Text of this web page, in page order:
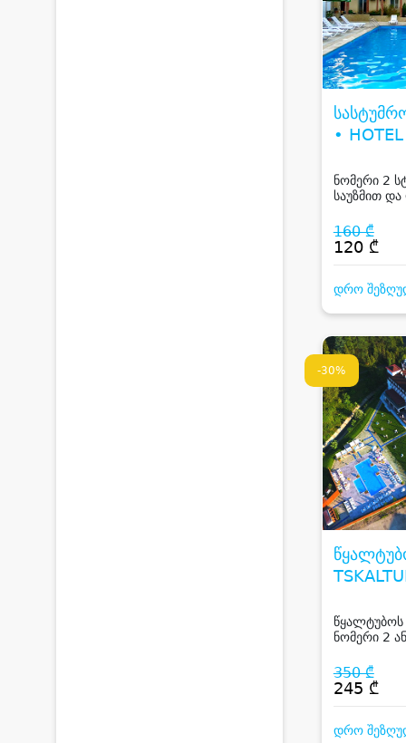
•
ნომერი 2
საუზმით და
160 ₾
120 ₾
დრო
-30%
ნომერი 2
ფასდაკლება
350 ₾
245 ₾
დრო